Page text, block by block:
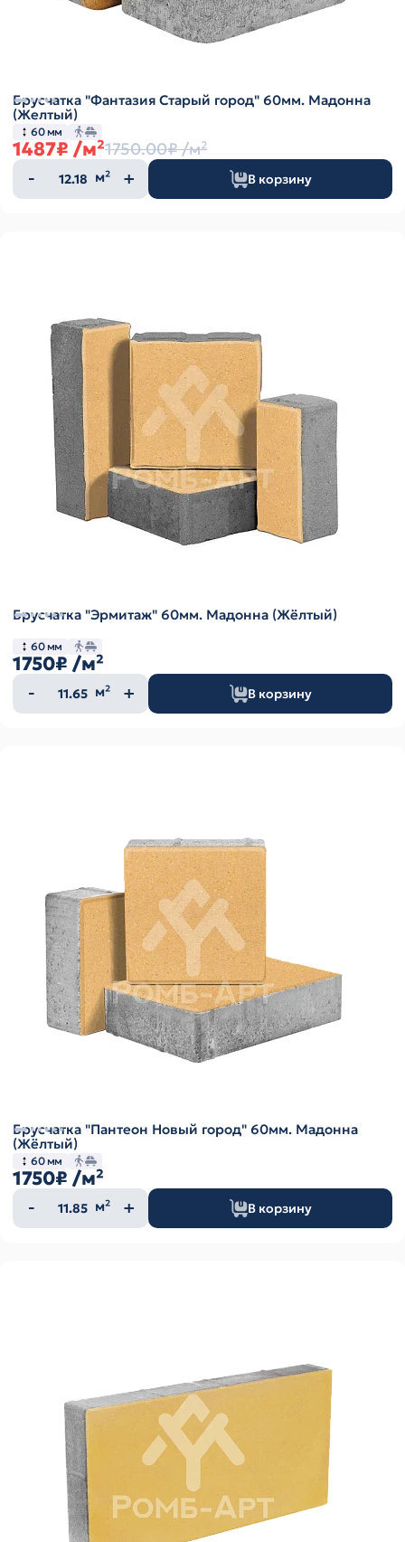
Брусчатка "Фантазия Старый город" 60мм. Мадонна
(Желтый)
60 мм
1487₽ /м²1750.00₽/м²
Количество
товара
м² В корзину
Брусчатка "Эрмитаж" 60мм. Мадонна (Жёлтый)
60 мм
1750₽ /м²
Количество
товара
м² В корзину
Брусчатка "Пантеон Новый город" 60мм. Мадонна
(Жёлтый)
60 мм
1750₽ /м²
Количество
товара
м² В корзину